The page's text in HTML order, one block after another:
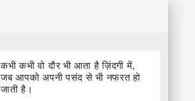
कभी कभी वो दौर भी आता है ज़िंदगी में,
जब आपको अपनी पसंद से भी नफरत हो
जाती है।